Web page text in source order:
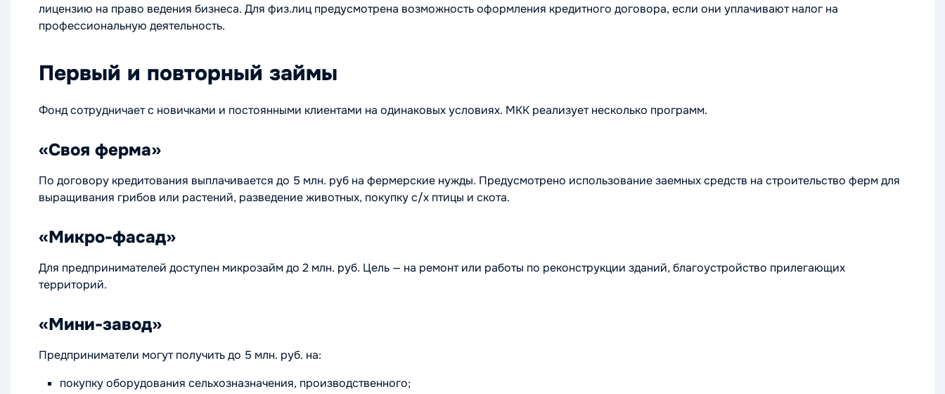
лицензию на право ведения бизнеса. Для физ.лиц предусмотрена возможность оформления кредитного договора, если они уплачивают налог на
профессиональную деятельность.
Первый и повторный займы
Фонд сотрудничает с новичками и постоянными клиентами на одинаковых условиях. МКК реализует несколько программ.
«Своя ферма»
По договору кредитования выплачивается до 5 млн. руб на фермерские нужды. Предусмотрено использование заемных средств на строительство ферм для
выращивания грибов или растений, разведение животных, покупку с/х птицы и скота.
«Микро-фасад»
Для предпринимателей доступен микрозайм до 2 млн. руб. Цель — на ремонт или работы по реконструкции зданий, благоустройство прилегающих
территорий.
«Мини-завод»
Предприниматели могут получить до 5 млн. руб. на:
покупку оборудования сельхозназначения, производственного;